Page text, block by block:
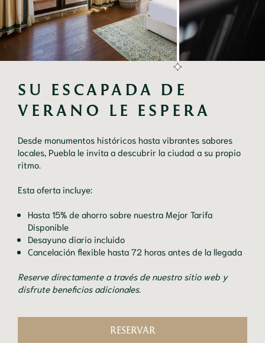
SU ESCAPADA DE
VERANO LE ESPERA
Desde monumentos históricos hasta vibrantes sabores
locales, Puebla le invita a descubrir la ciudad a su propio
ritmo.
Esta oferta incluye:
Hasta 15% de ahorro sobre nuestra Mejor Tarifa
Disponible
Desayuno diario incluido
Cancelación flexible hasta 72 horas antes de la llegada
Reserve directamente a través de nuestro sitio web y
disfrute beneficios adicionales.
RESERVAR